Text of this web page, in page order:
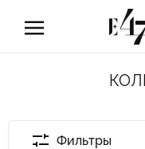
Фильтры